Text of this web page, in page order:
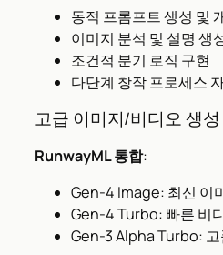
동적 프롬프트 생성 및
이미지 분석 및 설명 생
조건적 분기 로직 구현
다단계 창작 프로세스
고급 이미지/비디오 생성
RunwayML 통합:
Gen-4 Image: 최신 이
Gen-4 Turbo: 빠른 비
Gen-3 Alpha Turbo: